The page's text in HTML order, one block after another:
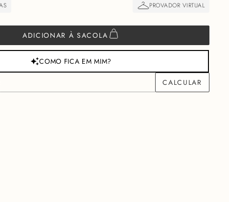
ADICIONAR À SACOLA
COMO FICA EM MIM?